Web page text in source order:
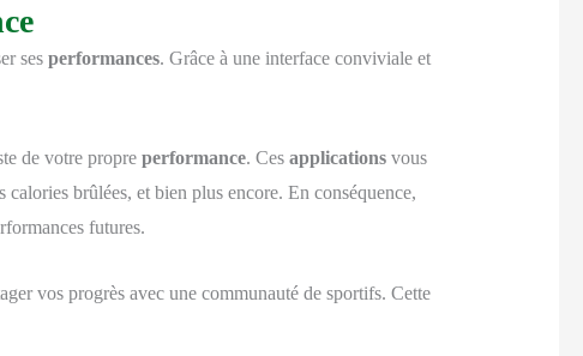
ses performances. Grâce à une interface conviviale et
de votre propre performance. Ces applicationsvous
brûlées, et bien plus encore. En conséquence,
futures.
vos progrès avec une communauté de sportifs. Cette